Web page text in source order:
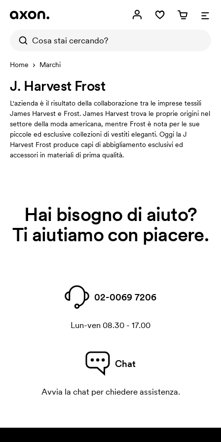
Home Marchi
J. Harvest Frost
L'azienda è il risultato della collaborazione tra le imprese tessili
James Harvest e Frost. James Harvest trova le proprie origini nel
settore della moda americana, mentre Frost è nota per le sue
piccole ed esclusive collezioni di vestiti eleganti. Oggi la J
Harvest Frost produce capi di abbigliamento esclusivi ed
accessori in materiali di prima qualità.
Hai bisogno di aiuto?
Ti aiutiamo con piacere.
02-0069 7206
Lun-ven 08.30 - 17.00
Chat
Avvia la chat per chiedere assistenza.